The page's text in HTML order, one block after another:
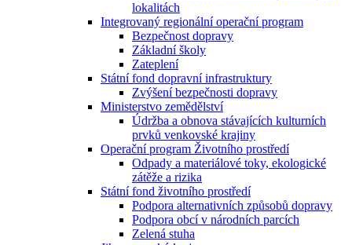
lokalitách
Integrovaný regionální operační program
Bezpečnost dopravy
Základní školy
Zateplení
Státní fond dopravní infrastruktury
Zvýšení bezpečnosti dopravy
Ministerstvo zemědělství
Údržba a obnova stávajících kulturních
prvků venkovské krajiny
Operační program Životního prostředí
Odpady a materiálové toky, ekologické
zátěže a rizika
Státní fond životního prostředí
Podpora alternativních způsobů dopravy
Podpora obcí v národních parcích
Zelená stuha